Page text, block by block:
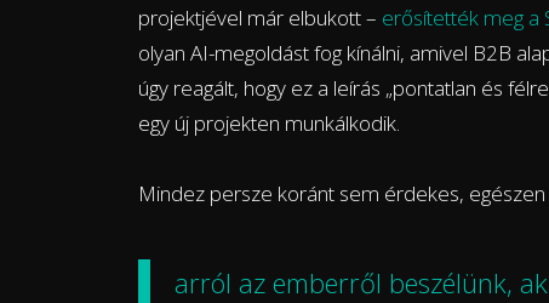
projektjével már elbukott – erősítették meg a
olyan AI-megoldást fog kínálni, amivel B2B
úgy reagált, hogy ez a leírás „pontatlan és
egy új projekten munkálkodik.
Mindez persze koránt sem érdekes,
arról az emberről beszélünk,